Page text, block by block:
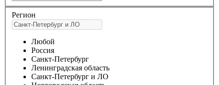
Регион
Любой
Россия
Санкт-Петербург
Ленинградская область
Санкт-Петербург и ЛО